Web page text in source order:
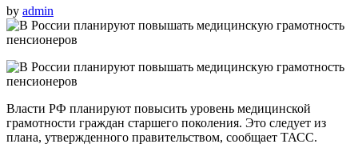
by admin
Власти РФ планируют повысить уровень медицинской
грамотности граждан старшего поколения. Это следует из
плана, утвержденного правительством, сообщает ТАСС.